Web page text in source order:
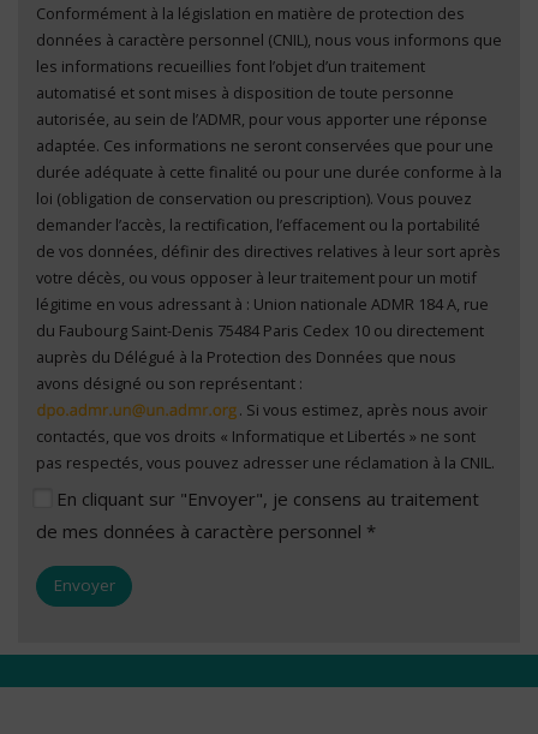
En cliquant sur "Envoyer", je consens au traitement
de mes données à caractère personnel *
Conformément à la législation en matière de protection des
données à caractère personnel (CNIL), nous vous informons que
les informations recueillies font l’objet d’un traitement
automatisé et sont mises à disposition de toute personne
autorisée, au sein de l’ADMR, pour vous apporter une réponse
adaptée. Ces informations ne seront conservées que pour une
durée adéquate à cette finalité ou pour une durée conforme à la
loi (obligation de conservation ou prescription). Vous pouvez
demander l’accès, la rectification, l’effacement ou la portabilité
de vos données, définir des directives relatives à leur sort après
votre décès, ou vous opposer à leur traitement pour un motif
légitime en vous adressant à : Union nationale ADMR 184 A, rue
du Faubourg Saint-Denis 75484 Paris Cedex 10 ou directement
auprès du Délégué à la Protection des Données que nous
avons désigné ou son représentant :
. Si vous estimez, après nous avoir
contactés, que vos droits « Informatique et Libertés » ne sont
pas respectés, vous pouvez adresser une réclamation à la CNIL.
En cliquant sur "Envoyer", je consens au traitement
de mes données à caractère personnel *